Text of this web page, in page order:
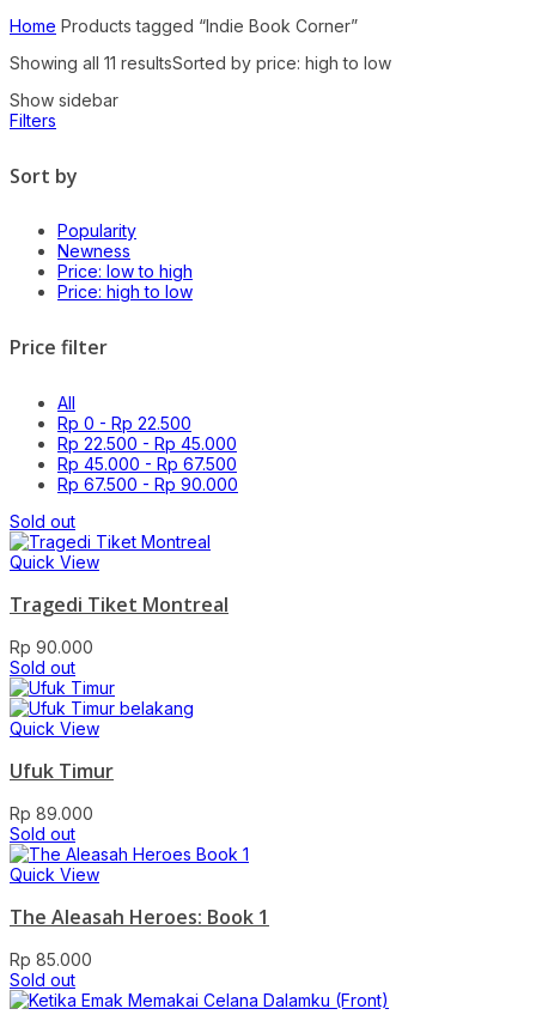
Home Products tagged “Indie Book Corner”
Showing all 11 resultsSorted by price: high to low
Show sidebar
Filters
Sort by
Popularity
Newness
Price: low to high
Price: high to low
Price filter
All
Rp 0 - Rp 22.500
Rp 22.500 - Rp 45.000
Rp 45.000 - Rp 67.500
Rp 67.500 - Rp 90.000
Sold out
Quick View
Tragedi Tiket Montreal
Rp 90.000
Sold out
Quick View
Ufuk Timur
Rp 89.000
Sold out
Quick View
The Aleasah Heroes: Book 1
Rp 85.000
Sold out